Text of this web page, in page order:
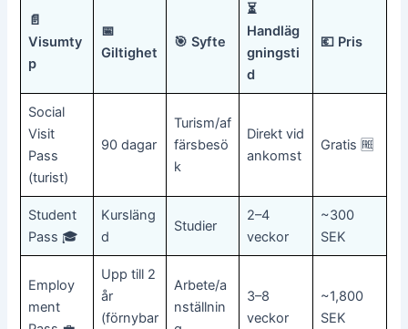
📄
Visumty
p
📅
Giltighet
🎯 Syfte
⏳
Handläg
gningsti
d
💶 Pris
Social
Visit
Pass
(turist)
90 dagar
Turism/af
färsbesö
k
Direkt vid
ankomst
Gratis 🆓
Student
Pass 🎓
Kursläng
d
Studier
2–4
veckor
~300
SEK
Employ
ment
Upp till 2
år
(förnybar
Arbete/a
nställnin
3–8
veckor
~1,800
SEK